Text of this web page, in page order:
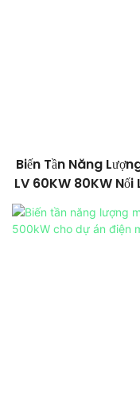
Biến Tần Năng
LV 60KW 80KW